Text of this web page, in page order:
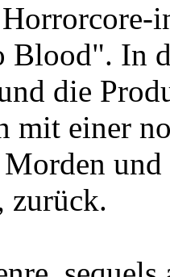
In
die
mit einer
zurück.